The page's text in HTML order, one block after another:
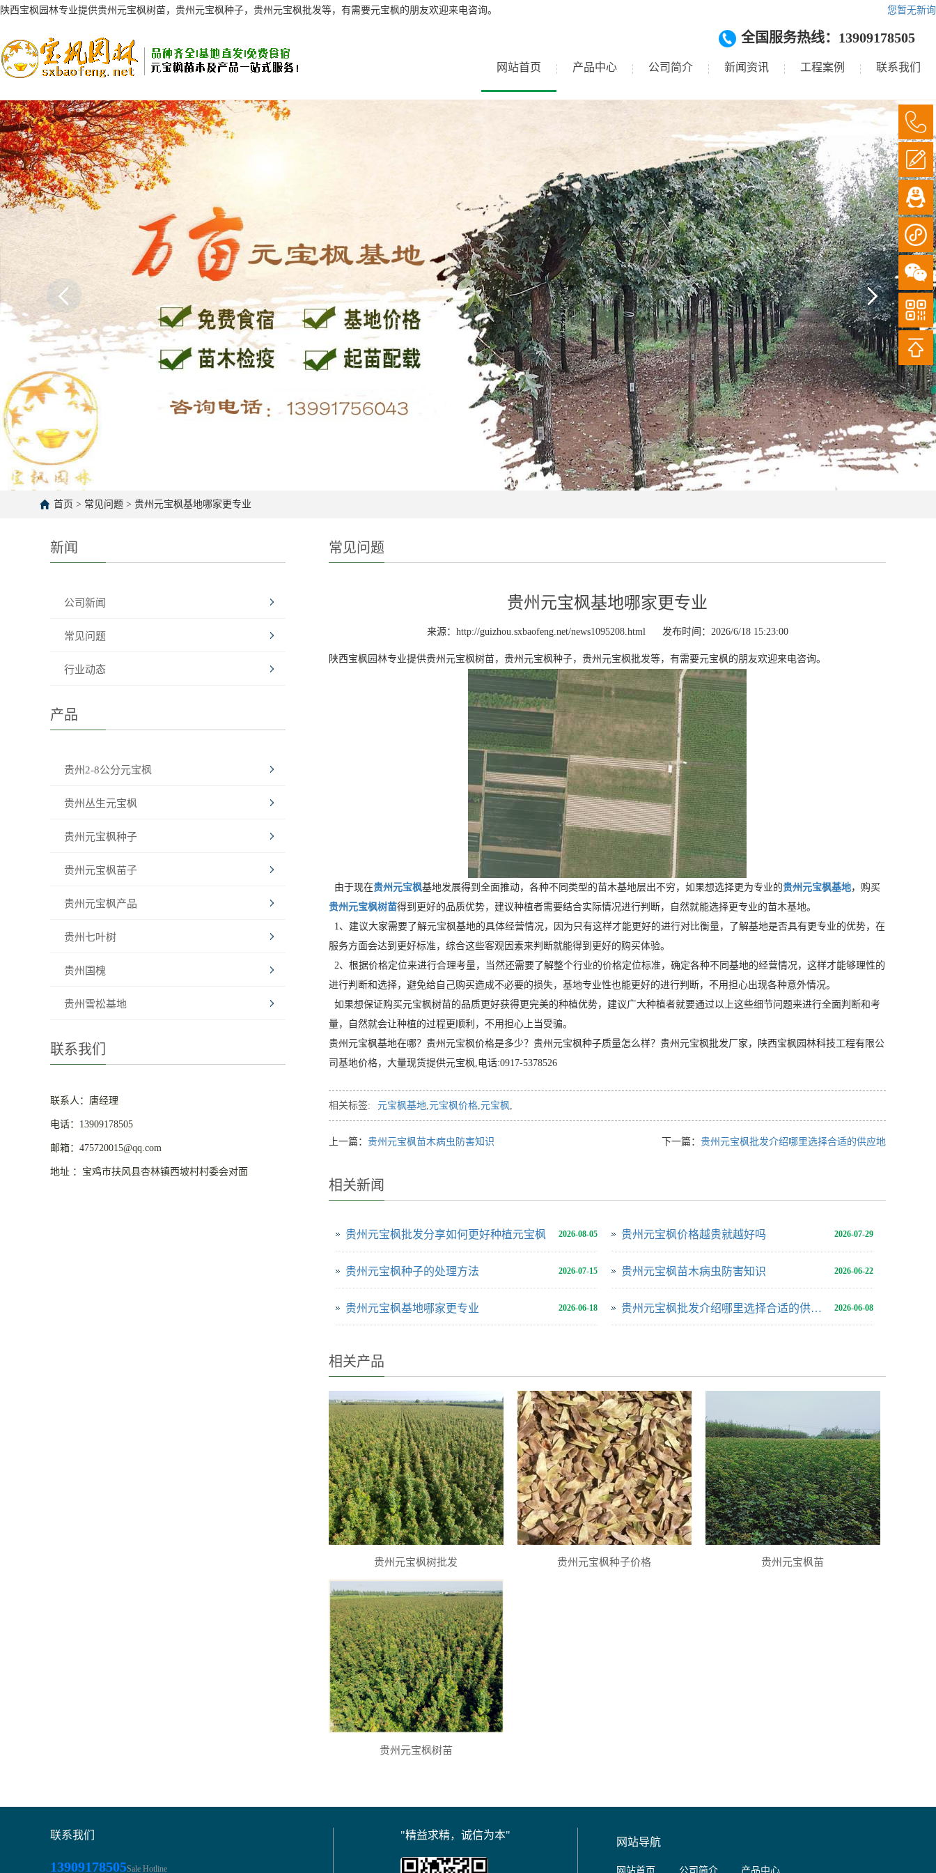
陕西宝枫园林专业提供贵州元宝枫树苗，贵州元宝枫种子，贵州元宝枫批发等，有需要元宝枫的朋友欢迎来电咨询。 您暂无新
网站首页 产品中心 公司简介 新闻资讯 工程案例 联系我们
全国服务热线：13909178505
首页 > 常见问题 > 贵州元宝枫基地哪家更专业
新闻
公司新闻
常见问题
行业动态
产品
贵州2-8公分元宝枫
贵州丛生元宝枫
贵州元宝枫种子
贵州元宝枫苗子
贵州元宝枫产品
贵州七叶树
贵州国槐
贵州雪松基地
联系我们
联系人：唐经理
电话：13909178505
邮箱：475720015@qq.com
地址 ：宝鸡市扶风县杏林镇西坡村村委会对面
常见问题
贵州元宝枫基地哪家更专业
来源：http://guizhou.sxbaofeng.net/news1095208.html 发布时间：2026/6/18 15:23:00
陕西宝枫园林专业提供贵州元宝枫树苗，贵州元宝枫种子，贵州元宝枫批发等，有需要元宝枫的朋友欢迎来电咨询。
由于现在贵州元宝枫基地发展得到全面推动，各种不同类型的苗木基地层出不穷，如果想选择更为专业的贵州元宝枫基地，购买
贵州元宝枫树苗得到更好的品质优势，建议种植者需要结合实际情况进行判断，自然就能选择更专业的苗木基地。
1、建议大家需要了解元宝枫基地的具体经营情况，因为只有这样才能更好的进行对比衡量，了解基地是否具有更专业的优势，在
服务方面会达到更好标准，综合这些客观因素来判断就能得到更好的购买体验。
2、根据价格定位来进行合理考量，当然还需要了解整个行业的价格定位标准，确定各种不同基地的经营情况，这样才能够理性的
进行判断和选择，避免给自己购买造成不必要的损失，基地专业性也能更好的进行判断，不用担心出现各种意外情况。
如果想保证购买元宝枫树苗的品质更好获得更完美的种植优势，建议广大种植者就要通过以上这些细节问题来进行全面判断和考
量，自然就会让种植的过程更顺利，不用担心上当受骗。
贵州元宝枫基地在哪？贵州元宝枫价格是多少？贵州元宝枫种子质量怎么样？贵州元宝枫批发厂家，陕西宝枫园林科技工程有限公
司基地价格，大量现货提供元宝枫,电话:0917-5378526
相关标签: 元宝枫基地,元宝枫价格,元宝枫,
上一篇： 贵州元宝枫苗木病虫防害知识 下一篇： 贵州元宝枫批发介绍哪里选择合适的供应地
相关新闻
2026-08-05
贵州元宝枫批发分享如何更好种植元宝枫 2026-07-29
贵州元宝枫价格越贵就越好吗
2026-07-15
贵州元宝枫种子的处理方法 2026-06-22
贵州元宝枫苗木病虫防害知识
2026-06-18
贵州元宝枫基地哪家更专业 2026-06-08
贵州元宝枫批发介绍哪里选择合适的供应地
相关产品
贵州元宝枫树批发 贵州元宝枫种子价格 贵州元宝枫苗
贵州元宝枫树苗
联系我们
13909178505Sale Hotline
"精益求精，诚信为本"
网站导航
网站首页 公司简介 产品中心
AI客服